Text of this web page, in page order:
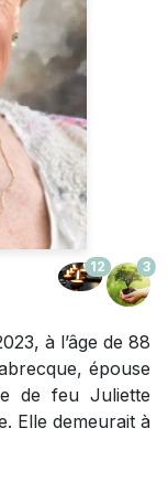
12 3
à l’âge de 88
épouse
de feu Juliette
Elle demeurait à